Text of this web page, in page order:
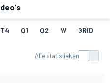
Q1 Q2 W GRID
Alle statistieken